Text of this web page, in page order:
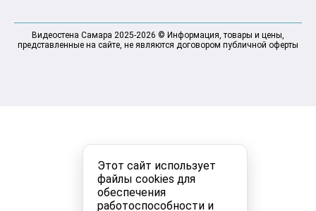
Этот сайт использует
файлы cookies для
обеспечения
работоспособности и
Видеостена Самара 2025-2026 © Информация, товары и цены,
представленные на сайте, не являются договором публичной оферты